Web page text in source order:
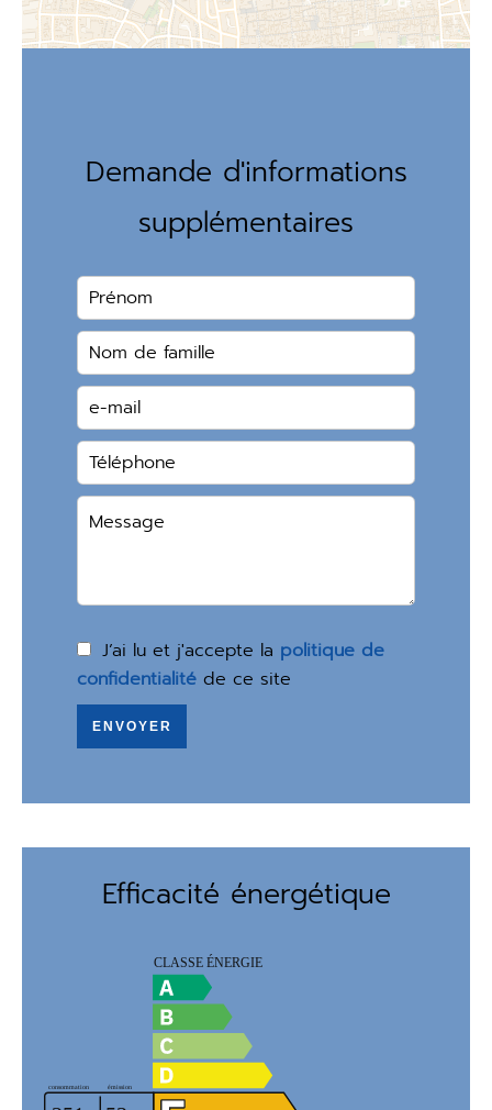
Demande d'informations
supplémentaires
J’ai lu et j'accepte la politique de
confidentialité de ce site
ENVOYER
Efficacité énergétique